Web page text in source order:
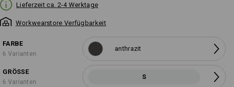
Lieferzeit ca. 2-4 Werktage
Workwearstore Verfügbarkeit
FARBE
6 Varianten
anthrazit
GRÖSSE
6 Varianten
S